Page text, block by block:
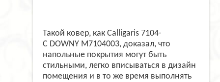
Такой ковер, как Calligaris 7104-
C DOWNY M7104003, доказал, что
напольные покрытия могут быть
стильными, легко вписываться в дизайн
помещения и в то же время выполнять